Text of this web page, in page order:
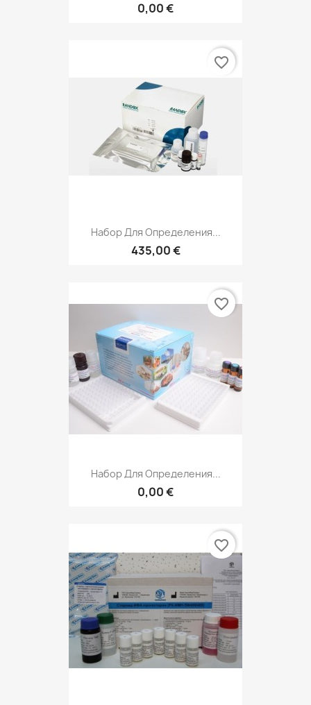
0,00 €
Набор Для Определения...
435,00 €
favorite_border
Набор Для Определения...
0,00 €
favorite_border
favorite_border